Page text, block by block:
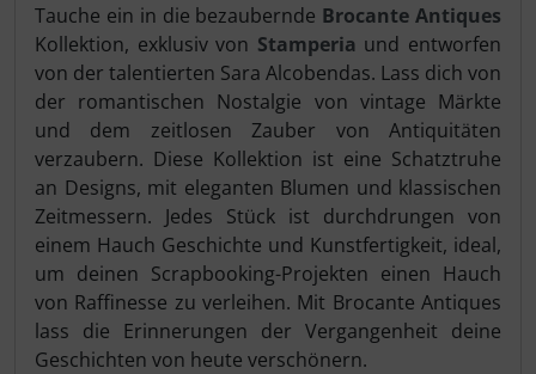
Tauche ein in die bezaubernde Brocante Antiques
Kollektion, exklusiv von Stamperia und entworfen
von der talentierten Sara Alcobendas. Lass dich von
der romantischen Nostalgie von vintage Märkte
und dem zeitlosen Zauber von Antiquitäten
verzaubern. Diese Kollektion ist eine Schatztruhe
an Designs, mit eleganten Blumen und klassischen
Zeitmessern. Jedes Stück ist durchdrungen von
einem Hauch Geschichte und Kunstfertigkeit, ideal,
um deinen Scrapbooking-Projekten einen Hauch
von Raffinesse zu verleihen. Mit Brocante Antiques
lass die Erinnerungen der Vergangenheit deine
Geschichten von heute verschönern.